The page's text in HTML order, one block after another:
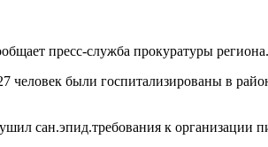
пресс-служба прокуратуры региона.
человек были госпитализированы в
сан.эпид.требования к организации